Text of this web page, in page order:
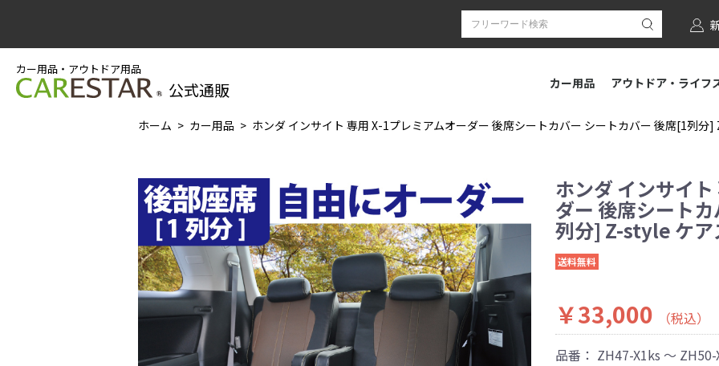
カー用品・アウトドア用品
公式通販 カー用品 アウトドア・ライフ
ホーム カー用品 ホンダ インサイト 専用 X-1プレミアムオーダー 後席シートカバー シートカバー 後席[1列分
ホンダ インサイ
ダー 後席シート
列分] Z-style ケア
送料無料
￥33,000
（税込）
品番： ZH47-X1ks ～ ZH50-